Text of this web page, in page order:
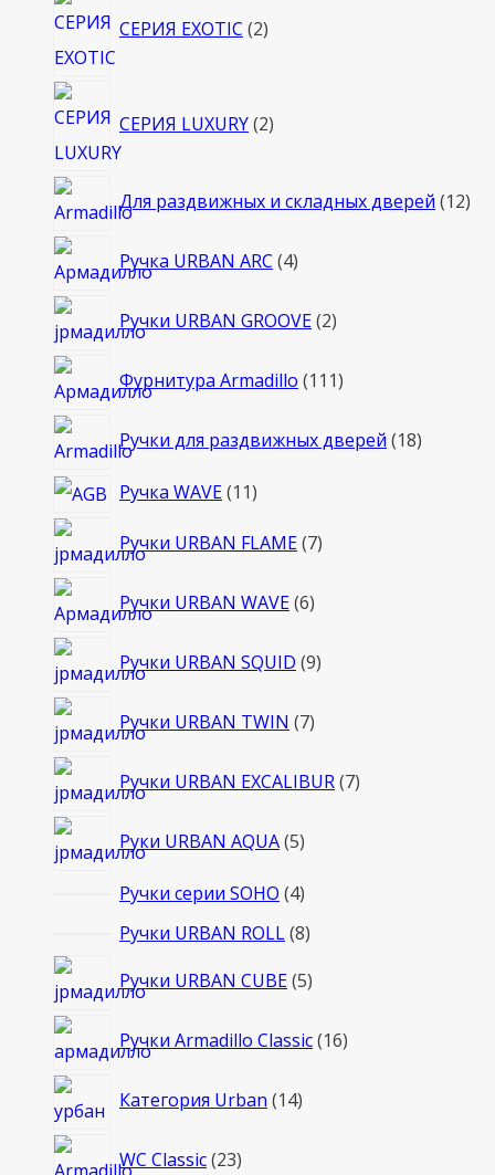
СЕРИЯ EXOTIC 2товара
СЕРИЯ LUXURY 2товара
Для раздвижных и складных дверей 1212
Ручка URBAN ARC 44
Ручки URBAN GROOVE 22
Фурнитура Armadillo 111111
Ручки для раздвижных дверей 1818
Ручка WAVE 1111
Ручки URBAN FLAME 77
Ручки URBAN WAVE 66
Ручки URBAN SQUID 99
Ручки URBAN TWIN 77
Ручки URBAN EXCALIBUR 77
Руки URBAN AQUA 55
Ручки серии SOHO 44
товара
Ручки URBAN ROLL 88
Ручки URBAN CUBE 55
Ручки Armadillo Classic 1616
Категория Urban 1414
WC Classic 2323